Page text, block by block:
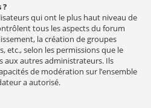
?
qui ont le plus haut niveau de
tous les aspects du forum
la création de groupes
etc., selon les permissions que le
autres administrateurs. Ils
de modération sur l’ensemble
a autorisé.